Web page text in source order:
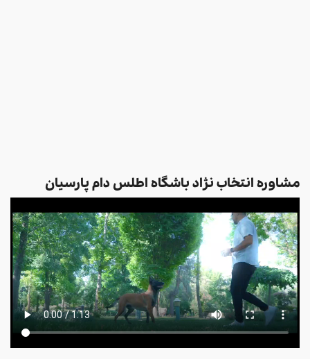
مشاوره انتخاب نژاد باشگاه اطلس دام پارسیان